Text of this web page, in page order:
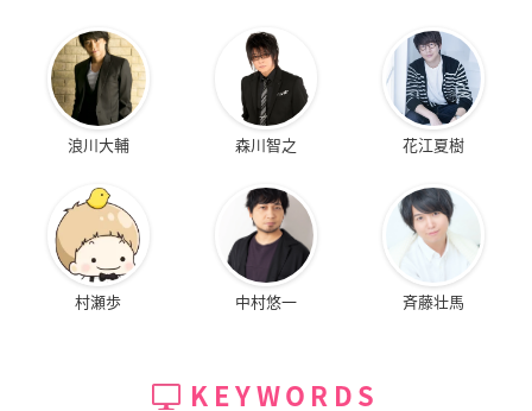
浪川大輔 森川智之 花江夏樹
村瀬歩 中村悠一 斉藤壮馬
KEYWORDS